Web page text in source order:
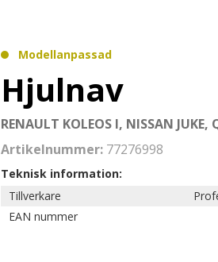
Modellanpassad
Hjulnav
RENAULT KOLEOS I, NISSAN
Artikelnummer: 77276998
Teknisk information:
Tillverkare
EAN nummer